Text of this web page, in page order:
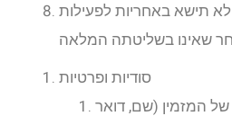
תישא באחריות לפעילות
סודיות ופרטיות
של המזמין (שם, דואר